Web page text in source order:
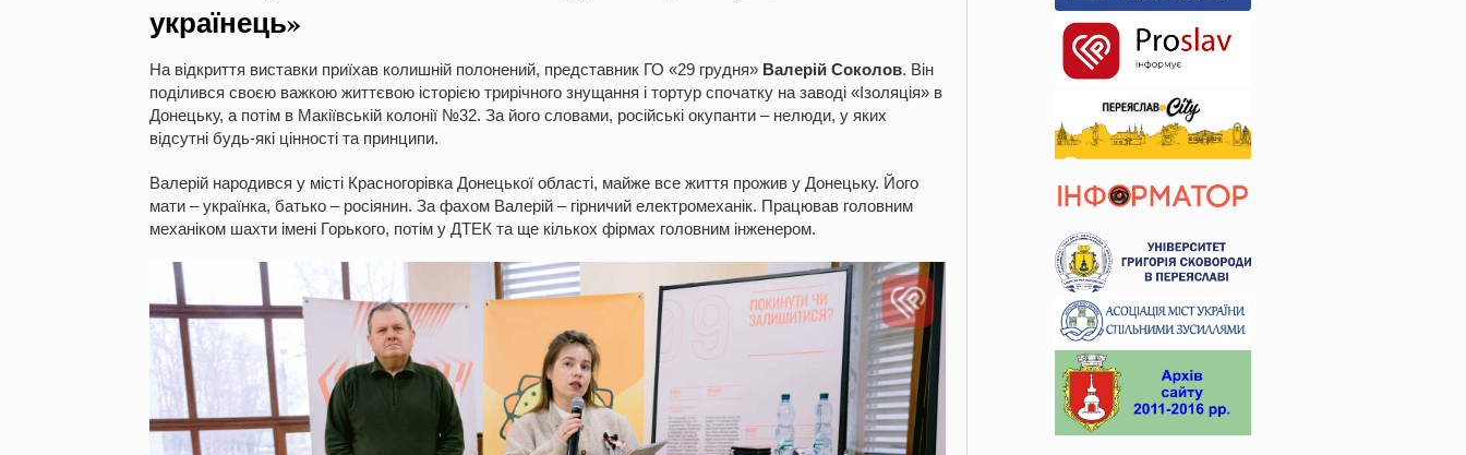
українець»
На відкриття виставки приїхав колишній полонений, представник ГО «29 грудня» Валерій Соколов. Він
поділився своєю важкою життєвою історією трирічного знущання і тортур спочатку на заводі «Ізоляція» в
Донецьку, а потім в Макіївській колонії №32. За його словами, російські окупанти – нелюди, у яких
відсутні будь-які цінності та принципи.
Валерій народився у місті Красногорівка Донецької області, майже все життя прожив у Донецьку. Його
мати – українка, батько – росіянин. За фахом Валерій – гірничий електромеханік. Працював головним
механіком шахти імені Горького, потім у ДТЕК та ще кількох фірмах головним інженером.